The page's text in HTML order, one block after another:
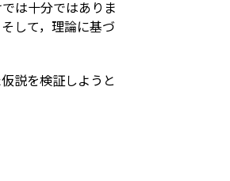
は十分ではありま
して，理論に基づ
説を検証しようと